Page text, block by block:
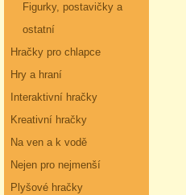
Figurky, postavičky a
ostatní
Hračky pro chlapce
Hry a hraní
Interaktivní hračky
Kreativní hračky
Na ven a k vodě
Nejen pro nejmenší
Plyšové hračky